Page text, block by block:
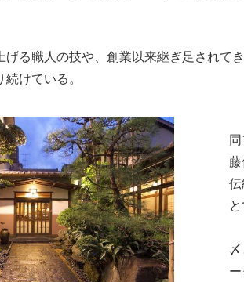
げる職人の技や、創業以来継ぎ足されて
けている。